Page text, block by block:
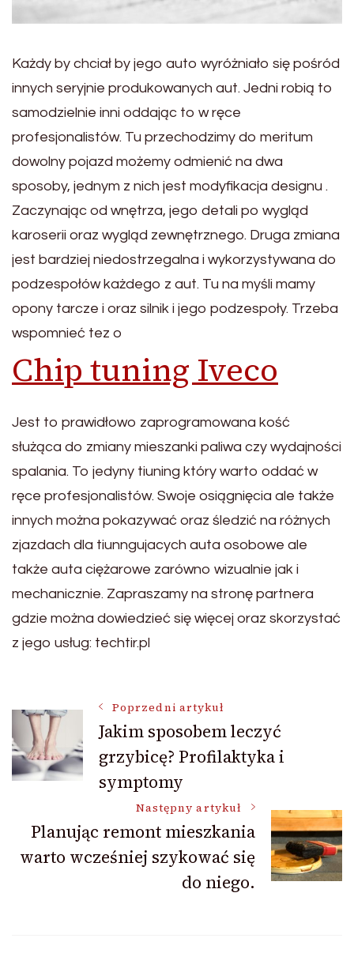
Każdy by chciał by jego auto wyróżniało się pośród
innych seryjnie produkowanych aut. Jedni robią to
samodzielnie inni oddając to w ręce
profesjonalistów. Tu przechodzimy do meritum
dowolny pojazd możemy odmienić na dwa
sposoby, jednym z nich jest modyfikacja designu .
Zaczynając od wnętrza, jego detali po wygląd
karoserii oraz wygląd zewnętrznego. Druga zmiana
jest bardziej niedostrzegalna i wykorzystywana do
podzespołów każdego z aut. Tu na myśli mamy
opony tarcze i oraz silnik i jego podzespoły. Trzeba
wspomnieć tez o
Chip tuning Iveco
Jest to prawidłowo zaprogramowana kość
służąca do zmiany mieszanki paliwa czy wydajności
spalania. To jedyny tiuning który warto oddać w
ręce profesjonalistów. Swoje osiągnięcia ale także
innych można pokazywać oraz śledzić na różnych
zjazdach dla tiunngujacych auta osobowe ale
także auta ciężarowe zarówno wizualnie jak i
mechanicznie. Zapraszamy na stronę partnera
gdzie można dowiedzieć się więcej oraz skorzystać
z jego usług: techtir.pl
Nawigacja
wpisu
Poprzedni artykuł
Jakim sposobem leczyć
grzybicę? Profilaktyka i
symptomy
Następny artykuł
Planując remont mieszkania
warto wcześniej szykować się
do niego.